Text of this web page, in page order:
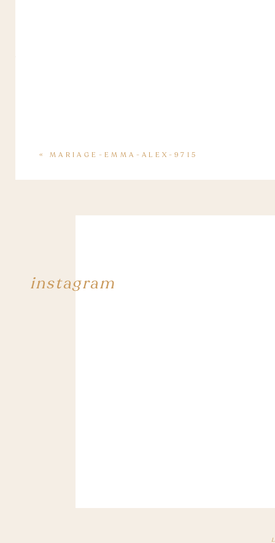
« MARIAGE-EMMA-ALEX-9715
instagram